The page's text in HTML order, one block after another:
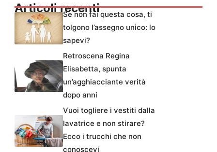
Articoli recentiSe non fai questa cosa, ti
tolgono l’assegno unico: lo
sapevi?
Retroscena Regina
Elisabetta, spunta
un’agghiacciante verità
dopo anni
Vuoi togliere i vestiti dalla
lavatrice e non stirare?
Ecco i trucchi che non
conoscevi